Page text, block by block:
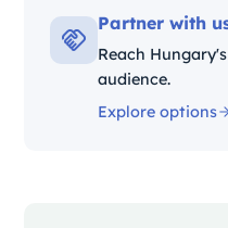
Partner with
Reach
audience.
Explore options